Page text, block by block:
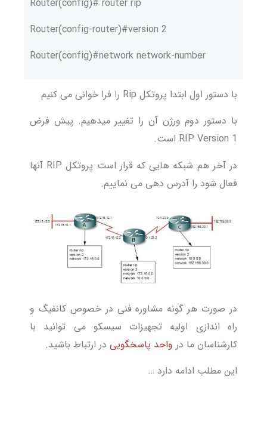
Router(config)# router rip
Router(config-router)#version 2
Router(config)#network network-number
با دستور اول ابتدا پروتکل Rip را فرا خوانی می کنیم
با دستور دوم ورژن آن را تغییر میدهیم. پیش فرض
RIP Version 1 است.
در آخر هم شبکه هایی که قرار است پروتکل RIP آنها
فعال شود را آدرس دهی می نماییم.
در صورت هر گونه مشاوره فنی در خصوص کانفیگ و
راه اندازی اولیه تجهیزات سیسکو می توانید با
کارشناسان ما در واحد پاسخگویی در ارتباط باشید.
این مطلب ادامه دارد …